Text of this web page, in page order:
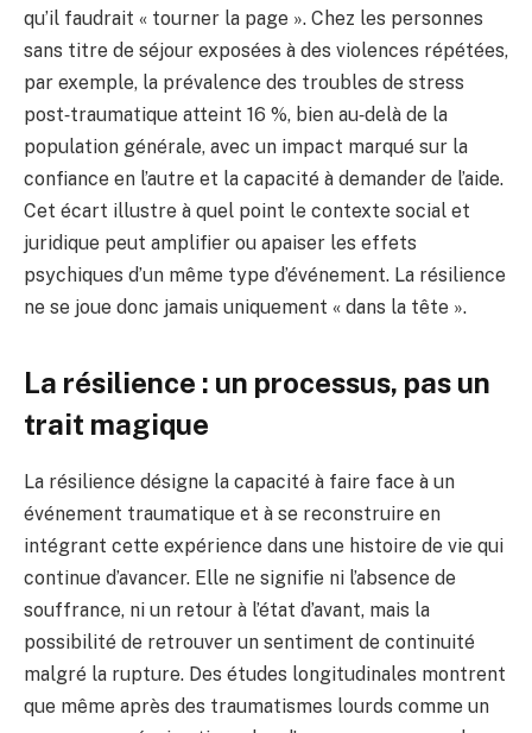
qu’il faudrait « tourner la page ». Chez les personnes
sans titre de séjour exposées à des violences répétées,
par exemple, la prévalence des troubles de stress
post‑traumatique atteint 16 %, bien au‑delà de la
population générale, avec un impact marqué sur la
confiance en l’autre et la capacité à demander de l’aide.
Cet écart illustre à quel point le contexte social et
juridique peut amplifier ou apaiser les effets
psychiques d’un même type d’événement. La résilience
ne se joue donc jamais uniquement « dans la tête ».
La résilience : un processus, pas un
trait magique
La résilience désigne la capacité à faire face à un
événement traumatique et à se reconstruire en
intégrant cette expérience dans une histoire de vie qui
continue d’avancer. Elle ne signifie ni l’absence de
souffrance, ni un retour à l’état d’avant, mais la
possibilité de retrouver un sentiment de continuité
malgré la rupture. Des études longitudinales montrent
que même après des traumatismes lourds comme un